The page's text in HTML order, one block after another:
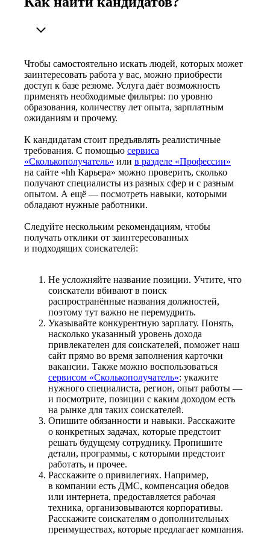
Чтобы самостоятельно искать людей, которых может
заинтересовать работа у вас, можно приобрести
доступ к базе резюме. Услуга даёт возможность
применять необходимые фильтры: по уровню
образования, количеству лет опыта, зарплатным
ожиданиям и прочему.
К кандидатам стоит предъявлять реалистичные
требования. С помощью сервиса
«Сколькополучатель» или в разделе «Профессии»
на сайте «hh Карьера» можно проверить, сколько
получают специалисты из разных сфер и с разным
опытом. А ещё — посмотреть навыки, которыми
обладают нужные работники.
Следуйте нескольким рекомендациям, чтобы
получать отклики от заинтересованных
и подходящих соискателей:
Не усложняйте название позиции. Учтите, что
соискатели вбивают в поиск
распространённые названия должностей,
поэтому тут важно не перемудрить.
Указывайте конкурентную зарплату. Понять,
насколько указанный уровень дохода
привлекателен для соискателей, поможет наш
сайт прямо во время заполнения карточки
вакансии. Также можно воспользоваться
сервисом «Сколькополучатель»: укажите
нужного специалиста, регион, опыт работы —
и посмотрите, позиции с каким доходом есть
на рынке для таких соискателей.
Опишите обязанности и навыки. Расскажите
о конкретных задачах, которые предстоит
решать будущему сотруднику. Пропишите
детали, программы, с которыми предстоит
работать, и прочее.
Расскажите о привилегиях. Например,
в компании есть ДМС, компенсация обедов
или интернета, предоставляется рабочая
техника, организовываются корпоративы.
Расскажите соискателям о дополнительных
преимуществах, которые предлагает компания.